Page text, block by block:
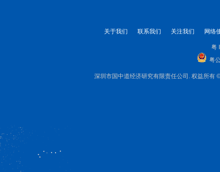
关于我们 联系我们 关注我们 网络
粤
粤
深圳市国中道经济研究有限责任公司. 权益所